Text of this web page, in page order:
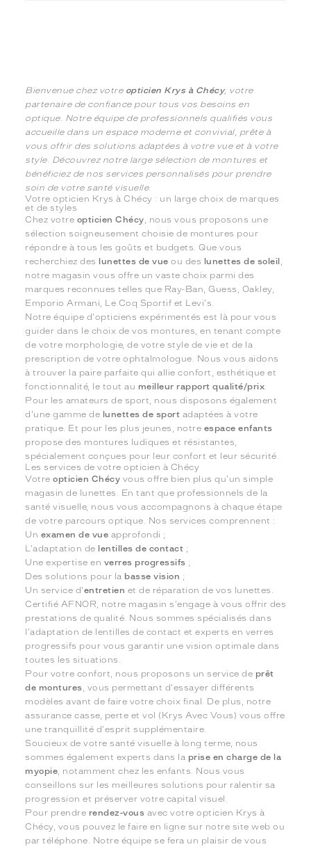
Bienvenue chez votre opticien Krys à Chécy, votre
partenaire de confiance pour tous vos besoins en
optique. Notre équipe de professionnels qualifiés vous
accueille dans un espace moderne et convivial, prête à
vous offrir des solutions adaptées à votre vue et à votre
style. Découvrez notre large sélection de montures et
bénéficiez de nos services personnalisés pour prendre
soin de votre santé visuelle.
Votre opticien Krys à Chécy : un large choix de marques
et de styles
Chez votre opticien Chécy, nous vous proposons une
sélection soigneusement choisie de montures pour
répondre à tous les goûts et budgets. Que vous
recherchiez des
lunettes de vue ou des lunettes de soleil ,
notre magasin vous offre un vaste choix parmi des
marques reconnues telles que Ray-Ban, Guess, Oakley,
Emporio Armani, Le Coq Sportif et Levi's.
Notre équipe d'opticiens expérimentés est là pour vous
guider dans le choix de vos montures, en tenant compte
de votre morphologie, de votre style de vie et de la
prescription de votre ophtalmologue. Nous vous aidons
à trouver la paire parfaite qui allie confort, esthétique et
fonctionnalité, le tout au meilleur rapport qualité/prix.
Pour les amateurs de sport, nous disposons également
d'une gamme de lunettes de sport adaptées à votre
pratique. Et pour les plus jeunes, notre espace enfants
propose des montures ludiques et résistantes,
spécialement conçues pour leur confort et leur sécurité.
Les services de votre opticien à Chécy
Votreopticien Chécy vous offre bien plus qu'un simple
magasin de lunettes. En tant que professionnels de la
santé visuelle, nous vous accompagnons à chaque étape
de votre parcours optique. Nos services comprennent :
Un examen de vue approfondi ;
L'adaptation de lentilles de contact ;
Une expertise en verres progressifs ;
Des solutions pour la basse vision ;
Un service d'entretien et de réparation de vos lunettes.
Certifié AFNOR, notre magasin s'engage à vous offrir des
prestations de qualité. Nous sommes spécialisés dans
l'adaptation de lentilles de contact et experts en verres
progressifs pour vous garantir une vision optimale dans
toutes les situations.
Pour votre confort, nous proposons un service de prêt
de montures, vous permettant d'essayer différents
modèles avant de faire votre choix final. De plus, notre
assurance casse, perte et vol (Krys Avec Vous) vous offre
une tranquillité d'esprit supplémentaire.
Soucieux de votre santé visuelle à long terme, nous
sommes également experts dans la prise en charge de la
myopie, notamment chez les enfants. Nous vous
conseillons sur les meilleures solutions pour ralentir sa
progression et préserver votre capital visuel.
Pour prendre rendez-vous avec votre opticien Krys à
Chécy, vous pouvez le faire en ligne sur notre site web ou
par téléphone. Notre équipe se fera un plaisir de vous